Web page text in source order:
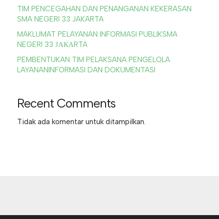
TIM PENCEGAHAN DAN PENANGANAN KEKERASAN
SMA NEGERI 33 JAKARTA
MAKLUMAT PELAYANAN INFORMASI PUBLIKSMA
NEGERI 33 ЈАКАRTA
PEMBENTUKAN TIM PELAKSANA PENGELOLA
LAYANANINFORMASI DAN DOKUMENTASI
Recent Comments
Tidak ada komentar untuk ditampilkan.